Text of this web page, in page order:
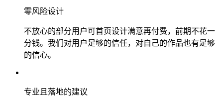
零风险设计
不放心的部分用户可首页设计满意再付费，前期不花一
分钱。我们对用户足够的信任，对自己的作品也有足够
的信心。
专业且落地的建议